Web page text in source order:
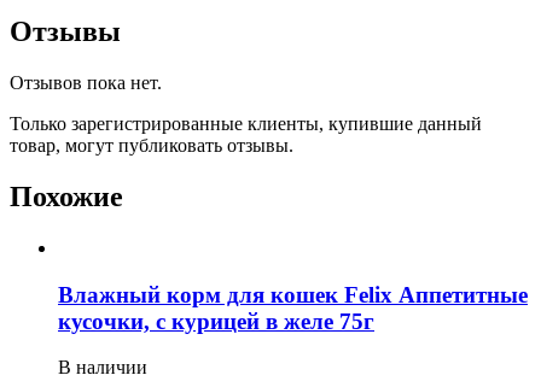
Отзывы
Отзывов пока нет.
Только зарегистрированные клиенты, купившие данный
товар, могут публиковать отзывы.
Похожие
Влажный корм для кошек Felix Аппетитные
кусочки, с курицей в желе 75г
В наличии